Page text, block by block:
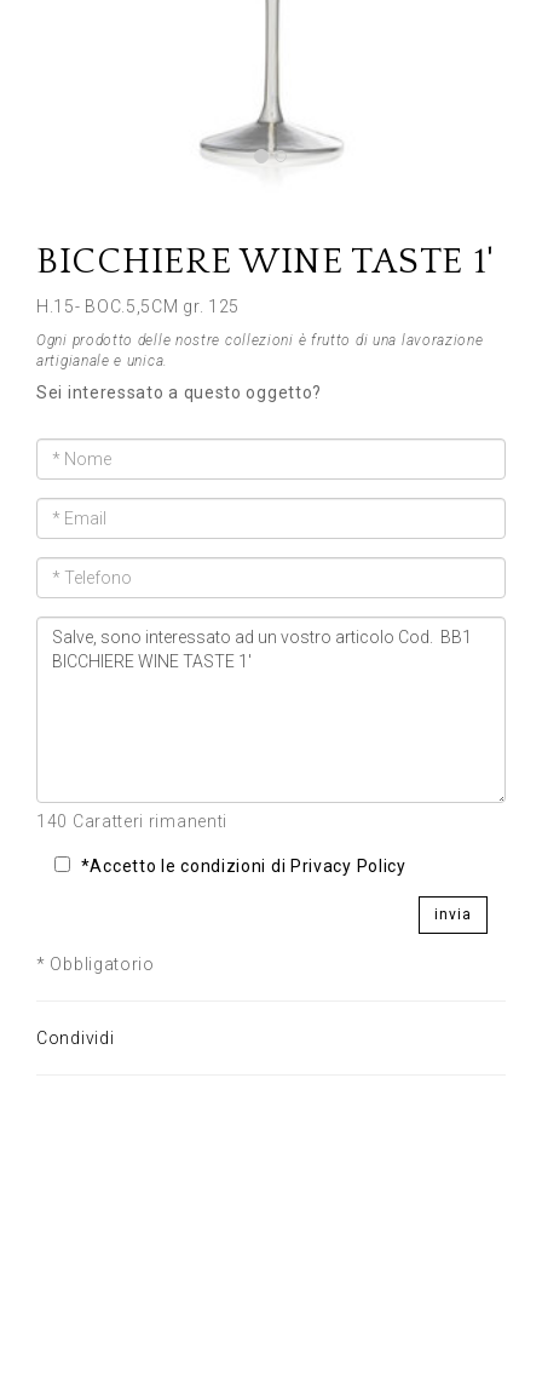
BICCHIERE WINE TASTE 1'
H.15- BOC.5,5CM gr. 125
Ogni prodotto delle nostre collezioni è frutto di una lavorazione
artigianale e unica.
Sei interessato a questo oggetto?
140 Caratteri rimanenti
*Accetto le condizioni di Privacy Policy
invia
* Obbligatorio
Condividi